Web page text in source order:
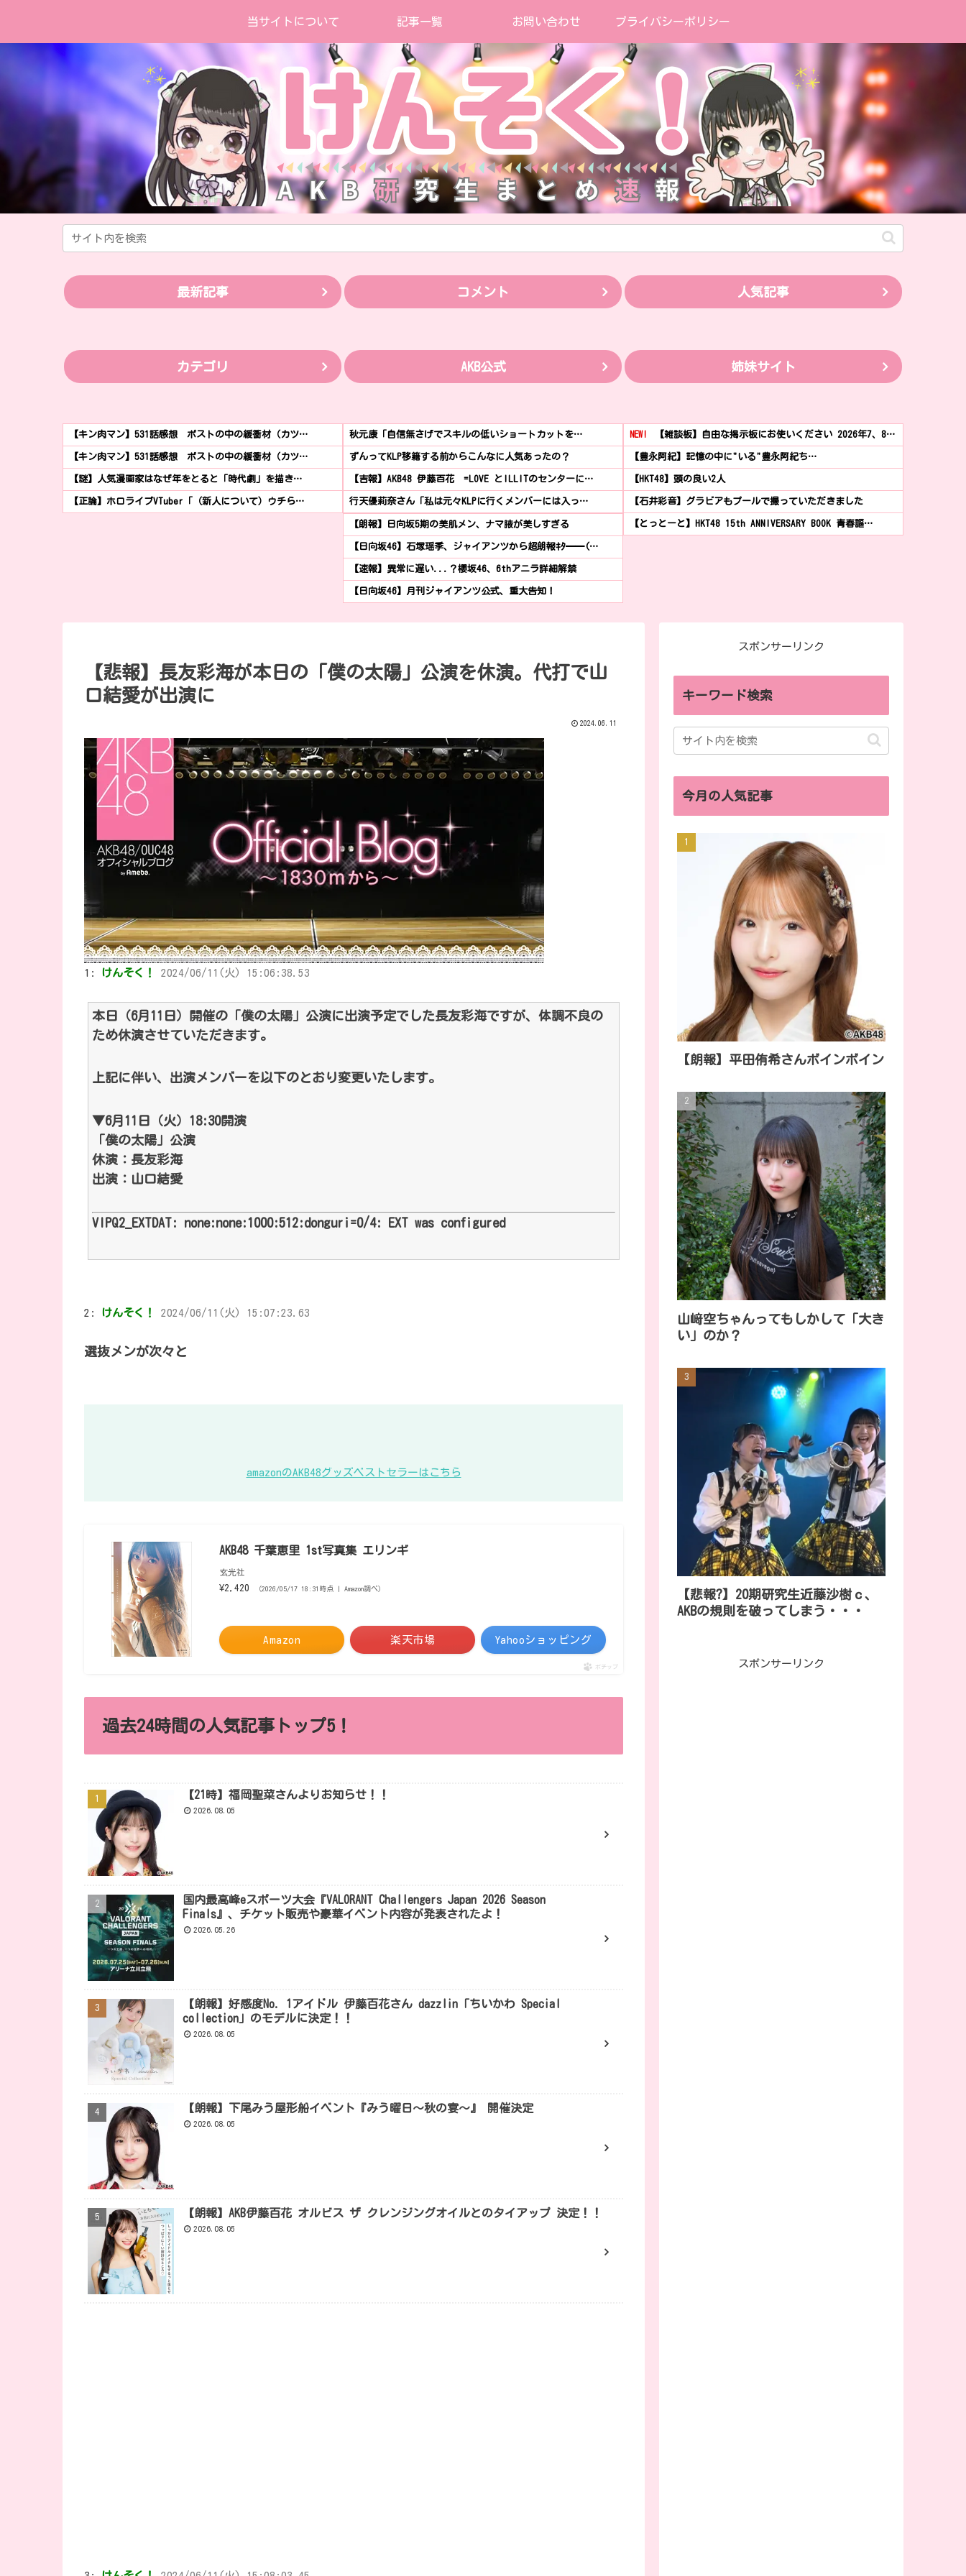
当サイトについて 記事一覧 お問い合わせ プライバシーポリシー
最新記事 コメント 人気記事
カテゴリ AKB公式 姉妹サイト
【キン肉マン】531話感想 ポストの中の緩衝材（カツ…
【キン肉マン】531話感想 ポストの中の緩衝材（カツ…
【謎】人気漫画家はなぜ年をとると「時代劇」を描き…
【正論】ホロライブVTuber「（新人について）ウチら…
秋元康「自信無さげでスキルの低いショートカットを…
ずんってKLP移籍する前からこんなに人気あったの？
【吉報】AKB48 伊藤百花 =LOVE とILLITのセンターに…
行天優莉奈さん「私は元々KLPに行くメンバーには入っ…
【朗報】日向坂5期の美肌メン、ナマ腋が美しすぎる
【日向坂46】石塚瑶季、ジャイアンツから超朗報ｷﾀ━━(…
【速報】異常に遅い...？櫻坂46、6thアニラ詳細解禁
【日向坂46】月刊ジャイアンツ公式、重大告知！
NEW! 【雑談板】自由な掲示板にお使いください 2026年7、8…
【豊永阿紀】記憶の中に"いる"豊永阿紀ち…
【HKT48】頭の良い2人
【石井彩音】グラビアもプールで撮っていただきました
【とっとーと】HKT48 15th ANNIVERSARY BOOK 青春謳…
【悲報】長友彩海が本日の「僕の太陽」公演を休演。代打で山
口結愛が出演に
2024.06.11
1: けんそく！ 2024/06/11(火) 15:06:38.53
本日（6月11日）開催の「僕の太陽」公演に出演予定でした長友彩海ですが、体調不良の
ため休演させていただきます。
上記に伴い、出演メンバーを以下のとおり変更いたします。
▼6月11日（火）18:30開演
「僕の太陽」公演
休演：長友彩海
出演：山口結愛
VIPQ2_EXTDAT: none:none:1000:512:donguri=0/4: EXT was configured
2: けんそく！ 2024/06/11(火) 15:07:23.63
選抜メンが次々と
amazonのAKB48グッズベストセラーはこちら
AKB48 千葉恵里 1st写真集 エリンギ
玄光社
¥2,420 （2026/05/17 18:31時点 | Amazon調べ）
Amazon 楽天市場 Yahooショッピング
ポチップ
過去24時間の人気記事トップ5！
【21時】福岡聖菜さんよりお知らせ！！
2026.08.05
国内最高峰eスポーツ大会『VALORANT Challengers Japan 2026 Season
Finals』、チケット販売や豪華イベント内容が発表されたよ！
2026.05.26
【朗報】好感度No. 1アイドル 伊藤百花さん dazzlin「ちいかわ Special
collection」のモデルに決定！！
2026.08.05
【朗報】下尾みう屋形船イベント『みう曜日～秋の宴～』 開催決定
2026.08.05
【朗報】AKB伊藤百花 オルビス ザ クレンジングオイルとのタイアップ 決定！！
2026.08.05
スポンサーリンク
キーワード検索
今月の人気記事
【朗報】平田侑希さんボインボイン
山﨑空ちゃんってもしかして「大き
い」のか？
【悲報?】20期研究生近藤沙樹ｃ、
AKBの規則を破ってしまう・・・
スポンサーリンク